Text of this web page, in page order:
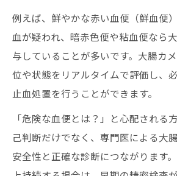
例えば、鮮やかな赤い血便（鮮血便
血が疑われ、暗赤色便や粘血便なら
与していることが多いです。大腸カ
位や状態をリアルタイムで評価し、
止血処置を行うことができます。
「危険な血便とは？」と心配される
己判断だけでなく、専門医による大
安全性と正確な診断につながります